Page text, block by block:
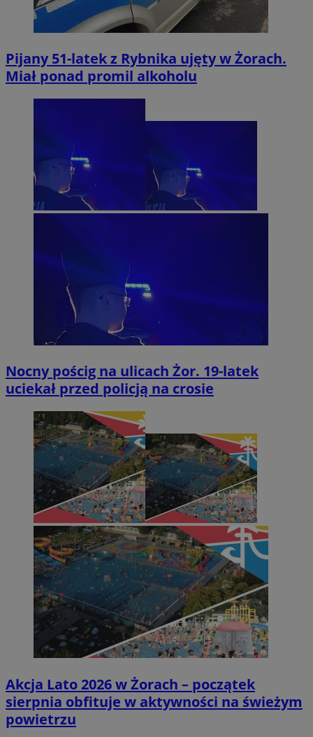
Pijany 51-latek z Rybnika ujęty w Żorach.
Miał ponad promil alkoholu
Nocny pościg na ulicach Żor. 19-latek
uciekał przed policją na crosie
Akcja Lato 2026 w Żorach – początek
sierpnia obfituje w aktywności na świeżym
powietrzu